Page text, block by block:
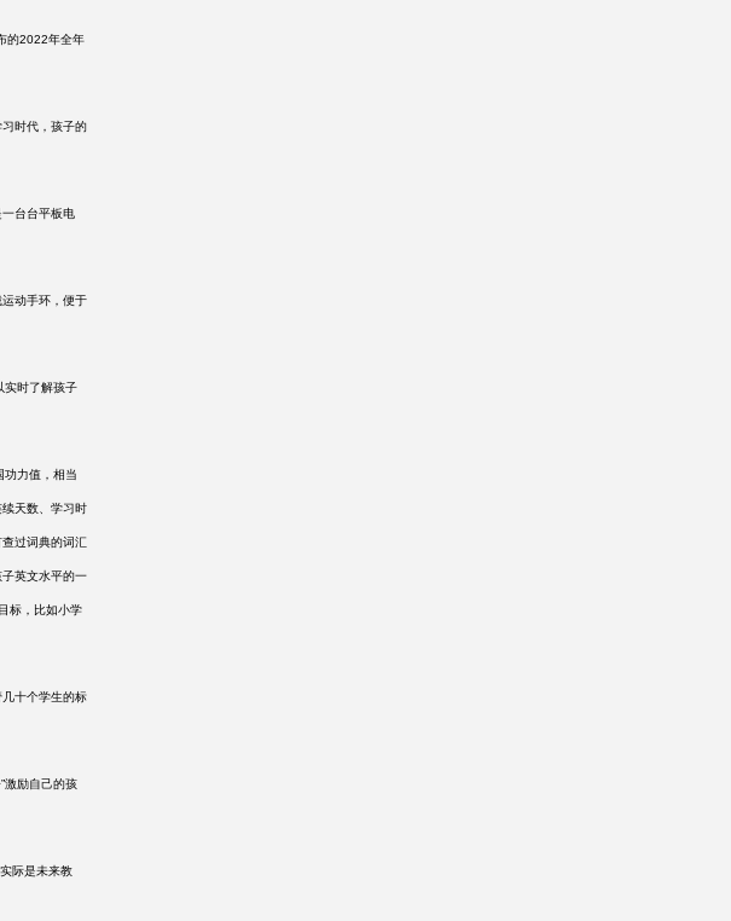
的2022年全年
时代，孩子的
台台平板电
动手环，便于
实时了解孩子
功力值，相当
天数、学习时
过词典的词汇
英文水平的一
标，比如小学
十个学生的标
激励自己的孩
际是未来教